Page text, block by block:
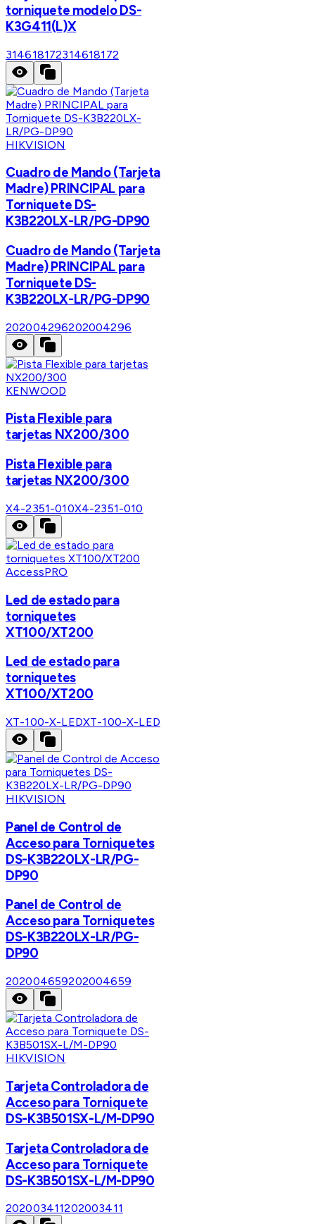
torniquete modelo DS-
K3G411(L)X
314618172314618172
HIKVISION
Cuadro de Mando (Tarjeta
Madre) PRINCIPAL para
Torniquete DS-
K3B220LX-LR/PG-DP90
Cuadro de Mando (Tarjeta
Madre) PRINCIPAL para
Torniquete DS-
K3B220LX-LR/PG-DP90
202004296202004296
KENWOOD
Pista Flexible para
tarjetas NX200/300
Pista Flexible para
tarjetas NX200/300
X4-2351-010X4-2351-010
AccessPRO
Led de estado para
torniquetes
XT100/XT200
Led de estado para
torniquetes
XT100/XT200
XT-100-X-LEDXT-100-X-LED
HIKVISION
Panel de Control de
Acceso para Torniquetes
DS-K3B220LX-LR/PG-
DP90
Panel de Control de
Acceso para Torniquetes
DS-K3B220LX-LR/PG-
DP90
202004659202004659
HIKVISION
Tarjeta Controladora de
Acceso para Torniquete
DS-K3B501SX-L/M-DP90
Tarjeta Controladora de
Acceso para Torniquete
DS-K3B501SX-L/M-DP90
202003411202003411